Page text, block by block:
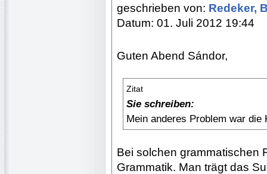
geschrieben von: Redeker,
Datum: 01. Juli 2012 19:44
Guten Abend Sándor,
Zitat
Sie schreiben:
Mein anderes Problem war die
Bei solchen grammatischen
Grammatik. Man trägt das